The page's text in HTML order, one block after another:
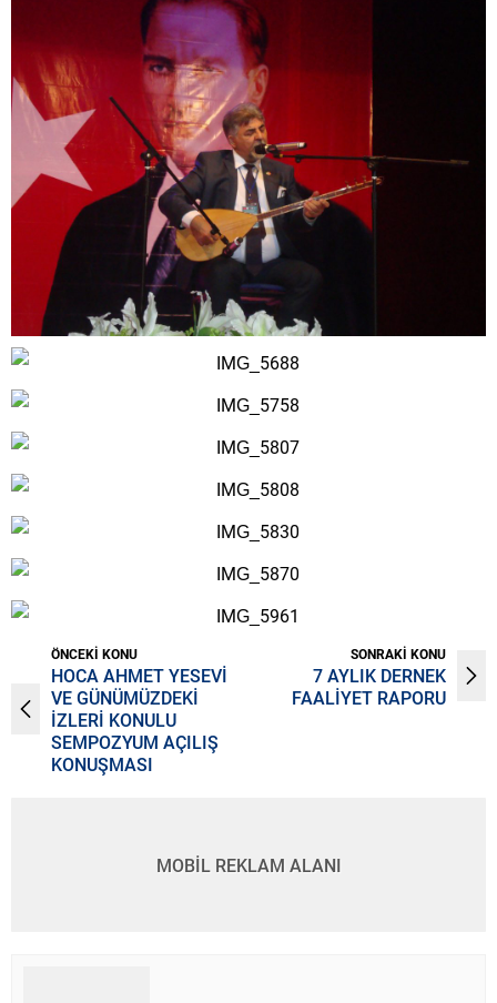
ÖNCEKİ KONU
HOCA AHMET YESEVİ
VE GÜNÜMÜZDEKİ
İZLERİ KONULU
SEMPOZYUM AÇILIŞ
KONUŞMASI
SONRAKİ KONU
7 AYLIK DERNEK
FAALİYET RAPORU
MOBİL REKLAM ALANI